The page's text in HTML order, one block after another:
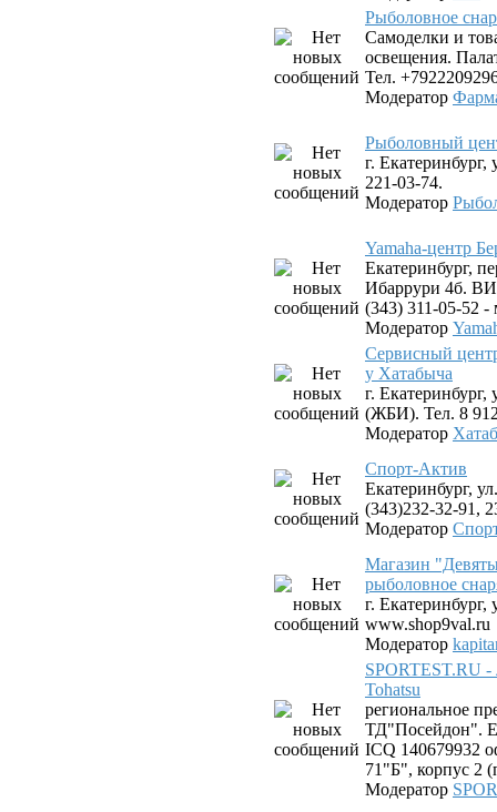
Рыболовное
Самоделки и
освещения.
Тел.
Модератор
Рыболовный
г.
221-03-74.
Модератор
Yamaha-центр
Екатеринбург,
Ибаррури 4б.
(343) 311-05-52
Модератор
Сервисный
у Хатабыча
г.
(ЖБИ). Тел. 8
Модератор
Спорт-Актив
Екатеринбург,
(343)232-32-91,
Модератор
Магазин
рыболовное
г.
www.shop9val.ru
Модератор
SPORTEST.RU
Tohatsu
региональное
ТД"Посейдон".
ICQ 140679932
71"Б", корпус 2
Модератор